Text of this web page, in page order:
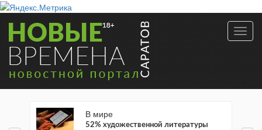
В мире
52% художественной литературы